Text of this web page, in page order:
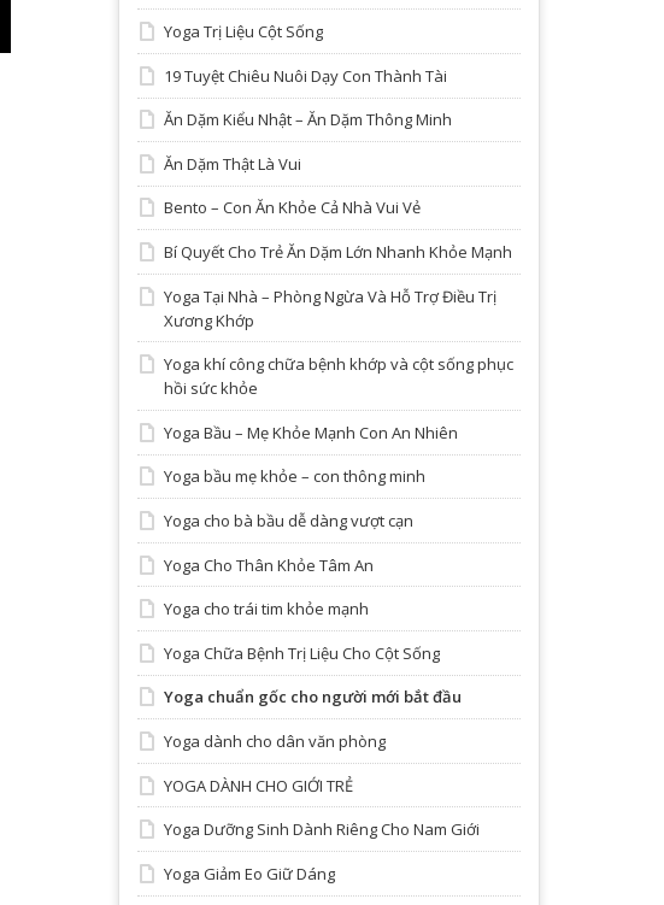
Yoga Trị Liệu Cột Sống
19 Tuyệt Chiêu Nuôi Dạy Con Thành Tài
Ăn Dặm Kiểu Nhật – Ăn Dặm Thông Minh
Ăn Dặm Thật Là Vui
Bento – Con Ăn Khỏe Cả Nhà Vui Vẻ
Bí Quyết Cho Trẻ Ăn Dặm Lớn Nhanh Khỏe Mạnh
Yoga Tại Nhà – Phòng Ngừa Và Hỗ Trợ Điều Trị
Xương Khớp
Yoga khí công chữa bệnh khớp và cột sống phục
hồi sức khỏe
Yoga Bầu – Mẹ Khỏe Mạnh Con An Nhiên
Yoga bầu mẹ khỏe – con thông minh
Yoga cho bà bầu dễ dàng vượt cạn
Yoga Cho Thân Khỏe Tâm An
Yoga cho trái tim khỏe mạnh
Yoga Chữa Bệnh Trị Liệu Cho Cột Sống
Yoga chuẩn gốc cho người mới bắt đầu
Yoga dành cho dân văn phòng
YOGA DÀNH CHO GIỚI TRẺ
Yoga Dưỡng Sinh Dành Riêng Cho Nam Giới
Yoga Giảm Eo Giữ Dáng